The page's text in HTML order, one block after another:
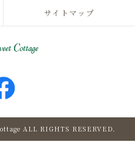
サイトマップ
ALL RIGHTS RESERVED.